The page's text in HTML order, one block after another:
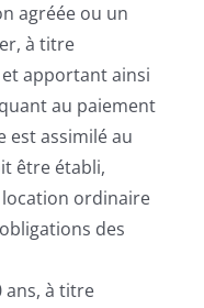
agréée ou un
à titre
apportant ainsi
au paiement
est assimilé au
être établi,
location ordinaire
des
ans, à titre